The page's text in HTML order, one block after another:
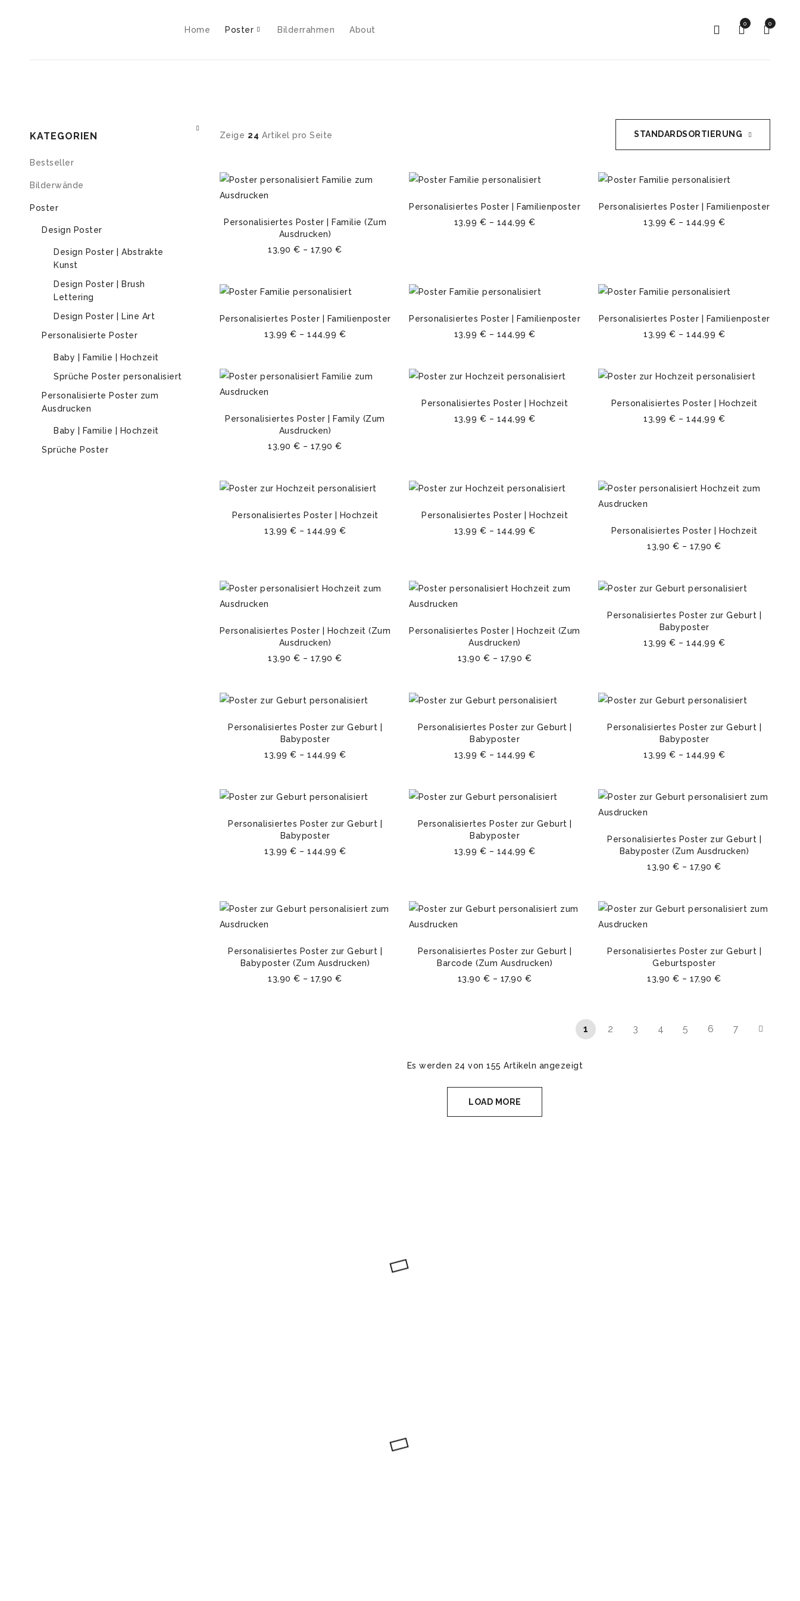
Home Poster Bilderrahmen About
0
0
KATEGORIEN
Bestseller
Bilderwände
Poster
Design Poster
Design Poster | Abstrakte
Kunst
Design Poster | Brush
Lettering
Design Poster | Line Art
Personalisierte Poster
Baby | Familie | Hochzeit
Sprüche Poster personalisiert
Personalisierte Poster zum
Ausdrucken
Baby | Familie | Hochzeit
Sprüche Poster
STANDARDSORTIERUNG
Zeige 24 Artikel pro Seite
Personalisiertes Poster | Familie (Zum
Ausdrucken)
13,90€ –17,90€
Personalisiertes Poster | Familienposter
13,99 € – 144,99€
Personalisiertes Poster | Familienposter
13,99€ –144,99 €
Personalisiertes Poster | Familienposter
13,99€ –144,99 €
Personalisiertes Poster | Familienposter
13,99 € – 144,99€
Personalisiertes Poster | Familienposter
13,99€ –144,99 €
Personalisiertes Poster | Family (Zum
Ausdrucken)
13,90€ –17,90€
Personalisiertes Poster | Hochzeit
13,99 € – 144,99€
Personalisiertes Poster | Hochzeit
13,99€ –144,99 €
Personalisiertes Poster | Hochzeit
13,99€ –144,99 €
Personalisiertes Poster | Hochzeit
13,99 € – 144,99€
Personalisiertes Poster | Hochzeit
13,90€ –17,90€
Personalisiertes Poster | Hochzeit (Zum
Ausdrucken)
13,90€ –17,90€
Personalisiertes Poster | Hochzeit (Zum
Ausdrucken)
13,90 € – 17,90 €
Personalisiertes Poster zur Geburt |
Babyposter
13,99€ –144,99 €
Personalisiertes Poster zur Geburt |
Babyposter
13,99€ –144,99 €
Personalisiertes Poster zur Geburt |
Babyposter
13,99 € – 144,99€
Personalisiertes Poster zur Geburt |
Babyposter
13,99€ –144,99 €
Personalisiertes Poster zur Geburt |
Babyposter
13,99€ –144,99 €
Personalisiertes Poster zur Geburt |
Babyposter
13,99 € – 144,99€
Personalisiertes Poster zur Geburt |
Babyposter (Zum Ausdrucken)
13,90€ –17,90€
Personalisiertes Poster zur Geburt |
Babyposter (Zum Ausdrucken)
13,90€ –17,90€
Personalisiertes Poster zur Geburt |
Barcode (Zum Ausdrucken)
13,90 € – 17,90 €
Personalisiertes Poster zur Geburt |
Geburtsposter
13,90€ –17,90€
1 2 3 4 5 6 7
LOAD MORE
Es werden 24 von 155 Artikeln angezeigt